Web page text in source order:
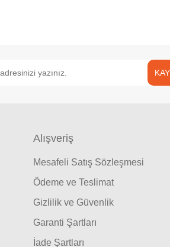
Alışveriş
Mesafeli Satış Sözleşmesi
Ödeme ve Teslimat
Gizlilik ve Güvenlik
Garanti Şartları
İade Şartları